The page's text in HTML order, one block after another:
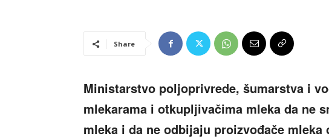
Share
Ministarstvo poljoprivrede, šumarstva i
mlekarama i otkupljivačima mleka da ne
mleka i da ne odbijaju proizvođače mleka